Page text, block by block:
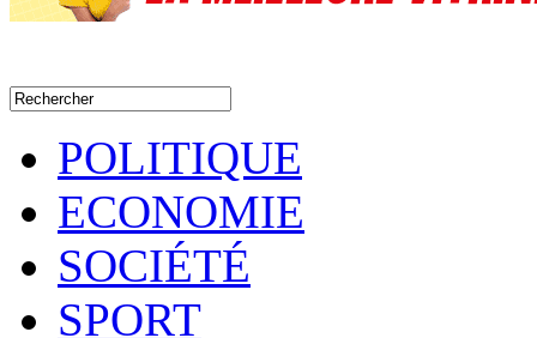
POLITIQUE
ECONOMIE
SOCIÉTÉ
SPORT